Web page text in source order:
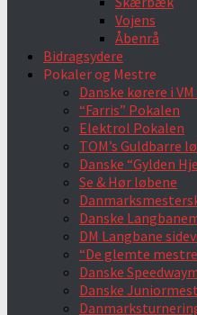
Vojens
Åbenrå
Bidragsydere
Pokaler og Mestre
Danske kørere i
“Farris” Pokalen
Elektrol Pokalen
TOM’s Guldbarre
Danske “Gylden
Se & Hør løbene
Danske
DM Langbane
“De glemte
Danske
Danske